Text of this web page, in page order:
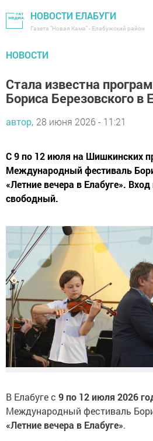
НОВОСТИ ЕЛАБУГИ
Газета "Новая Кама" - Елабужский район
НОВОСТИ
Стала известна
Бориса Березовского в
автор, 28 июня 2026 - 11:21
С 9 по 12 июля на Шишкинских
Международный фестиваль
«Летние вечера в Елабуге».
свободный.
В Елабуге с 9 по 12 июля 2026
Международный фестиваль
«Летние вечера в Елабуге».